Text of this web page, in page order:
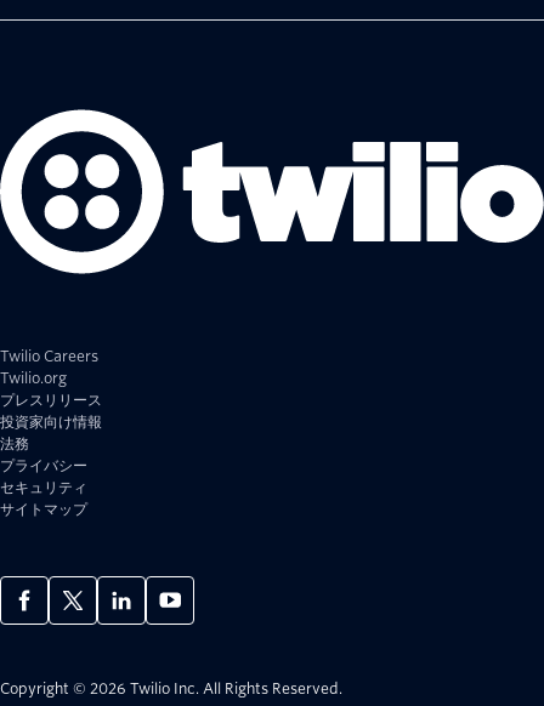
Twilio Careers
Twilio.org
プレスリリース
投資家向け情報
法務
プライバシー
セキュリティ
サイトマップ
Copyright © 2026 Twilio Inc. All Rights Reserved.